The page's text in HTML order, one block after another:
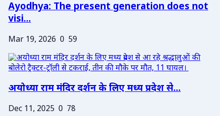
Ayodhya: The present generation does not
visi...
Mar 19, 2026 0 59
अयोध्या राम मंदिर दर्शन के लिए मध्य प्रदेश से...
Dec 11, 2025 0 78